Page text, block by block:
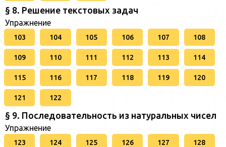
§ 8. Решение текстовых задач
Упражнение
103 104 105 106 107 108
109 110 111 112 113 114
115 116 117 118 119 120
121 122
§ 9. Последовательность из натуральных чисел
Упражнение
123 124 125 126 127 128